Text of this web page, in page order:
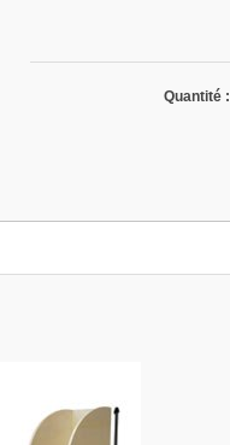
Quantité :